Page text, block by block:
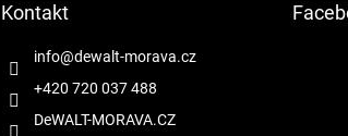
Kontakt
info@dewalt-morava.cz
+420 720 037 488
DeWALT-MORAVA.CZ